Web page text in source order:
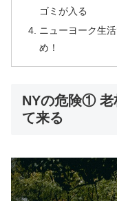
ゴミが入る
ニューヨーク生
め！
NYの危険① 老
て来る